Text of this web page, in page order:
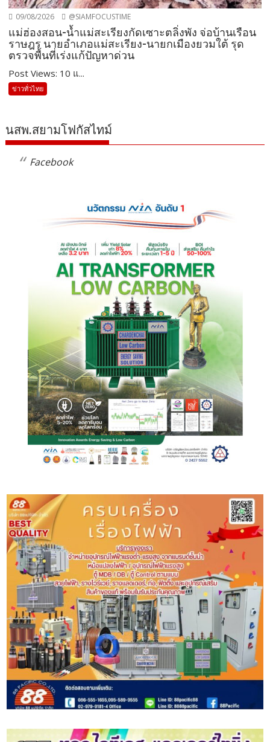
09/08/2026 @SIAMFOCUSTIME
แม่ฮ่องสอน-น้ำแม่สะเรียงกัดเซาะตลิ่งพัง จ่อบ้านเรือน
ราษฎร นายอำเภอแม่สะเรียง-นายกเมืองยวมใต้ รุด
ตรวจพื้นที่เร่งแก้ปัญหาด่วน
Post Views: 10 แ...
ข่าวทั่วไทย
นสพ.สยามโฟกัสไทม์
Facebook